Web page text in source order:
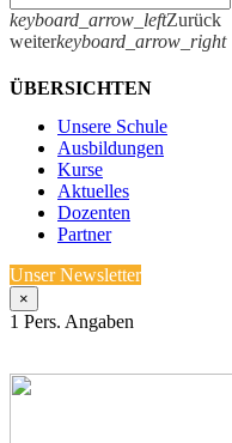
keyboard_arrow_leftZurück
weiterkeyboard_arrow_right
ÜBERSICHTEN
Unsere Schule
Ausbildungen
Kurse
Aktuelles
Dozenten
Partner
Unser Newsletter
×
1 Pers. Angaben